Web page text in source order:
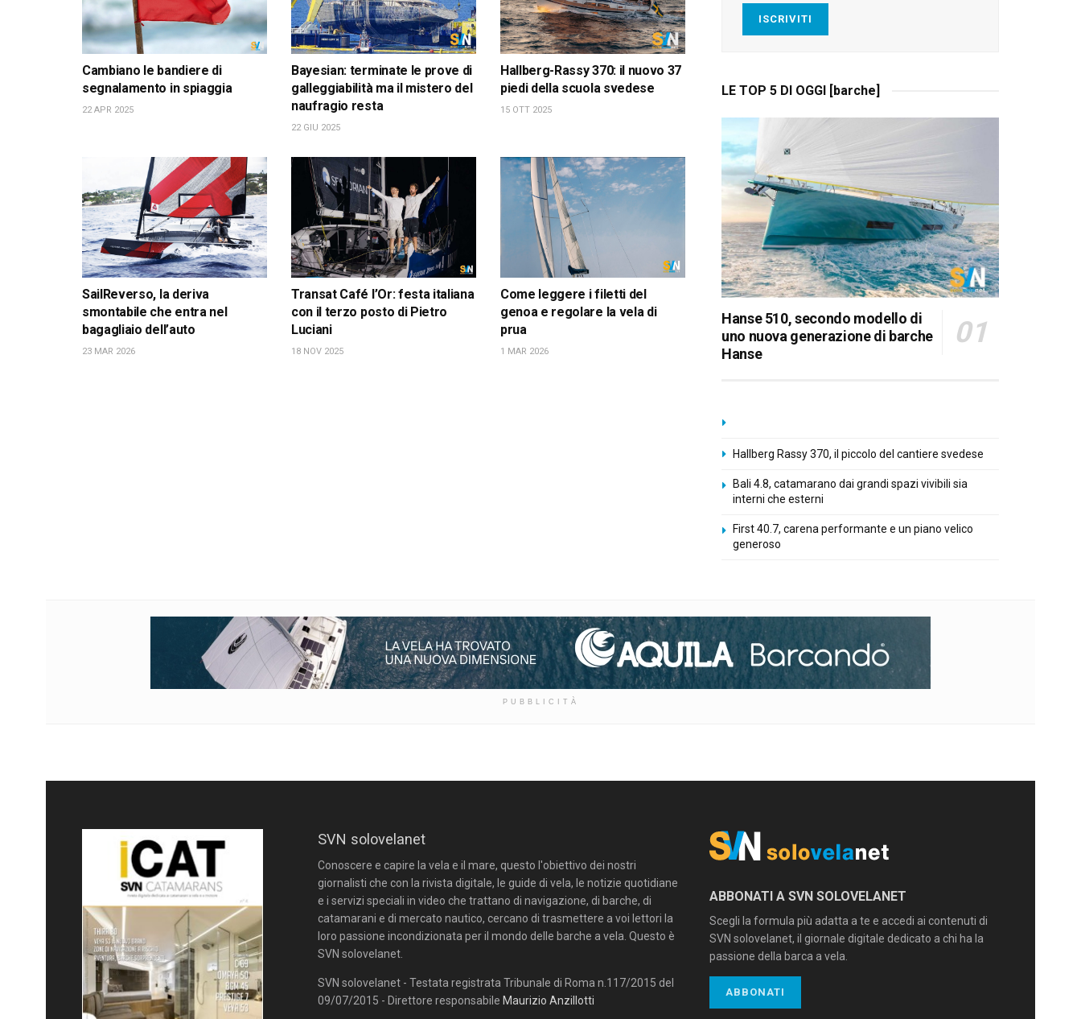
Cambiano le bandiere di
segnalamento in spiaggia
22 APR 2025
Bayesian: terminate le prove di
galleggiabilità ma il mistero del
naufragio resta
22 GIU 2025
Hallberg-Rassy 370: il nuovo 37
piedi della scuola svedese
15 OTT 2025
SailReverso, la deriva
smontabile che entra nel
bagagliaio dell’auto
23 MAR 2026
Transat Café l’Or: festa italiana
con il terzo posto di Pietro
Luciani
18 NOV 2025
Come leggere i filetti del
genoa e regolare la vela di
prua
1 MAR 2026
ISCRIVITI
LE TOP 5 DI OGGI [barche]
Hanse 510, secondo modello di
uno nuova generazione di barche
Hanse
Hallberg Rassy 370, il piccolo del cantiere svedese
Bali 4.8, catamarano dai grandi spazi vivibili sia
interni che esterni
First 40.7, carena performante e un piano velico
generoso
PUBBLICITÀ
SVN solovelanet
Conoscere e capire la vela e il mare, questo l'obiettivo dei nostri
giornalisti che con la rivista digitale, le guide di vela, le notizie quotidiane
e i servizi speciali in video che trattano di navigazione, di barche, di
catamarani e di mercato nautico, cercano di trasmettere a voi lettori la
loro passione incondizionata per il mondo delle barche a vela. Questo è
SVN solovelanet.
SVN solovelanet - Testata registrata Tribunale di Roma n.117/2015 del
09/07/2015 - Direttore responsabile Maurizio Anzillotti
ABBONATI A SVN SOLOVELANET
Scegli la formula più adatta a te e accedi ai contenuti di
SVN solovelanet, il giornale digitale dedicato a chi ha la
passione della barca a vela.
ABBONATI